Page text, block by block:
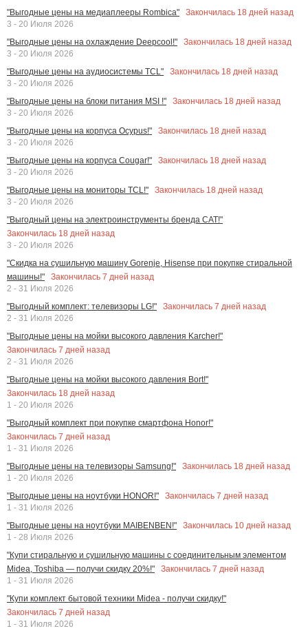
"Выгодные цены на медиаплееры Rombica"
Закончилась 18 дней назад
3 - 20 Июля 2026
"Выгодные цены на охлаждение Deepcool!"
Закончилась 18 дней назад
3 - 20 Июля 2026
"Выгодные цены на аудиосистемы TCL"
Закончилась 18 дней назад
3 - 20 Июля 2026
"Выгодные цены на блоки питания MSI !"
Закончилась 18 дней назад
3 - 20 Июля 2026
"Выгодные цены на корпуса Ocypus!"
Закончилась 18 дней назад
3 - 20 Июля 2026
"Выгодные цены на корпуса Cougar!"
Закончилась 18 дней назад
3 - 20 Июля 2026
"Выгодные цены на мониторы TCL!"
Закончилась 18 дней назад
3 - 20 Июля 2026
"Выгодный цены на электроинструменты бренда CAT!"
Закончилась 18 дней назад
3 - 20 Июля 2026
"Скидка на сушильную машину Gorenje, Hisense при покупке стиральной
машины!"
Закончилась 7 дней назад
2 - 31 Июля 2026
"Выгодный комплект: телевизоры LG!"
Закончилась 7 дней назад
2 - 31 Июля 2026
"Выгодные цены на мойки высокого давления Karcher!"
Закончилась 7 дней назад
2 - 31 Июля 2026
"Выгодные цены на мойки высокого давления Bort!"
Закончилась 18 дней назад
1 - 20 Июля 2026
"Выгодный комплект при покупке смартфона Honor!"
Закончилась 7 дней назад
1 - 31 Июля 2026
"Выгодные цены на телевизоры Samsung!"
Закончилась 18 дней назад
1 - 20 Июля 2026
"Выгодные цены на ноутбуки HONOR!"
Закончилась 7 дней назад
1 - 31 Июля 2026
"Выгодные цены на ноутбуки MAIBENBEN!"
Закончилась 10 дней назад
1 - 28 Июля 2026
"Купи стиральную и сушильную машины с соединительным элементом
Midea, Toshiba — получи скидку 20%!"
Закончилась 7 дней назад
1 - 31 Июля 2026
"Купи комплект бытовой техники Midea - получи скидку!"
Закончилась 7 дней назад
1 - 31 Июля 2026